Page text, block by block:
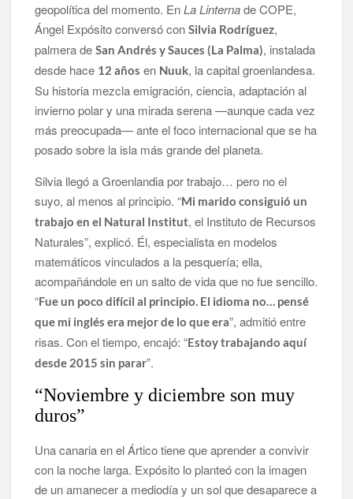
geopolítica del momento. EnLa Linternade COPE,
Ángel Expósito conversó conSilvia Rodríguez,
palmera deSan Andrés y Sauces (La Palma), instalada
desde hace 12 años en Nuuk, la capital groenlandesa.
Su historia mezcla emigración, ciencia, adaptación al
invierno polar y una mirada serena —aunque cada vez
más preocupada— ante el foco internacional que se ha
posado sobre la isla más grande del planeta.
Silvia llegó a Groenlandia por trabajo… pero no el
suyo, al menos al principio. “Mi marido consiguió un
trabajo en el Natural Institut, el Instituto de Recursos
Naturales”, explicó. Él, especialista en modelos
matemáticos vinculados a la pesquería; ella,
acompañándole en un salto de vida que no fue sencillo.
“Fue un poco difícil al principio. El idioma no… pensé
que mi inglés era mejor de lo que era”, admitió entre
risas. Con el tiempo, encajó: “Estoy trabajando aquí
desde 2015 sin parar”.
“Noviembre y diciembre son muy
duros”
Una canaria en el Ártico tiene que aprender a convivir
con la noche larga. Expósito lo planteó con la imagen
de un amanecer a mediodía y un sol que desaparece a